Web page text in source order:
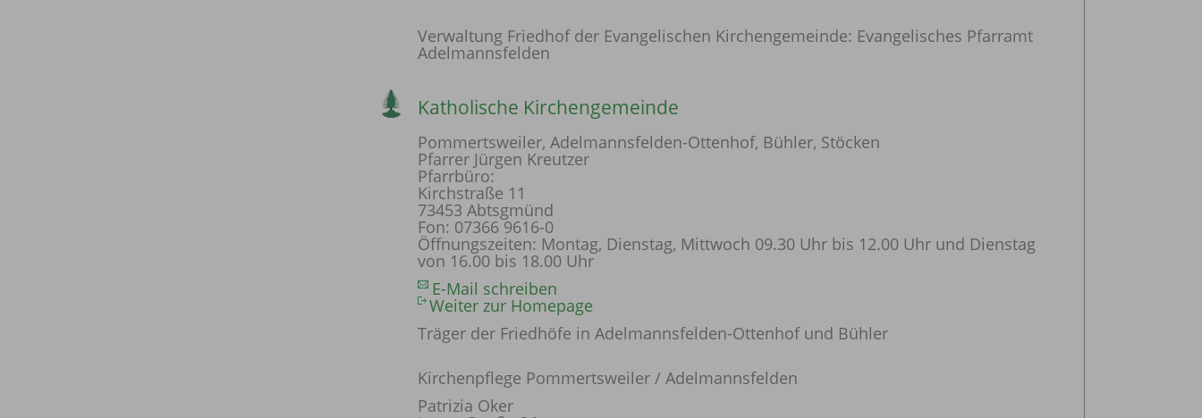
Verwaltung Friedhof der Evangelischen Kirchengemeinde: Evangelisches Pfarramt
Adelmannsfelden
Katholische Kirchengemeinde
Pommertsweiler, Adelmannsfelden-Ottenhof, Bühler, Stöcken
Pfarrer Jürgen Kreutzer
Pfarrbüro:
Kirchstraße 11
73453 Abtsgmünd
Fon: 07366 9616-0
Öffnungszeiten: Montag, Dienstag, Mittwoch 09.30 Uhr bis 12.00 Uhr und Dienstag
von 16.00 bis 18.00 Uhr
E-Mail schreiben
Weiter zur Homepage
Träger der Friedhöfe in Adelmannsfelden-Ottenhof und Bühler
Kirchenpflege Pommertsweiler / Adelmannsfelden
Patrizia Oker